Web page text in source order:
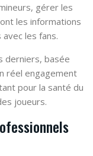
gérer les
les informations
les fans.
derniers, basée
réel engagement
pour la santé du
joueurs.